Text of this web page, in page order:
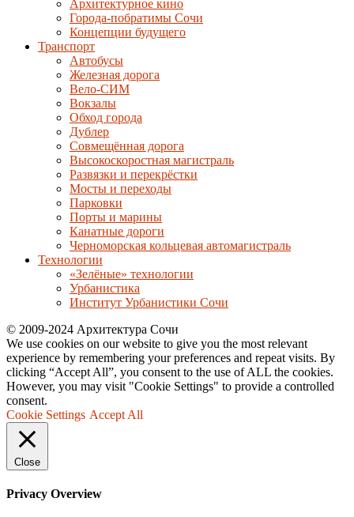
Архитектурное кино
Города-побратимы Сочи
Концепции будущего
Транспорт
Автобусы
Железная дорога
Вело-СИМ
Вокзалы
Обход города
Дублер
Совмещённая дорога
Высокоскоростная магистраль
Развязки и перекрёстки
Мосты и переходы
Парковки
Порты и марины
Канатные дороги
Черноморская кольцевая автомагистраль
Технологии
«Зелёные» технологии
Урбанистика
Институт Урбанистики Сочи
© 2009-2024 Архитектура Сочи
We use cookies on our website to give you the most relevant
experience by remembering your preferences and repeat visits. By
clicking “Accept All”, you consent to the use of ALL the cookies.
However, you may visit "Cookie Settings" to provide a controlled
consent.
Cookie Settings Accept All
Close
Privacy Overview